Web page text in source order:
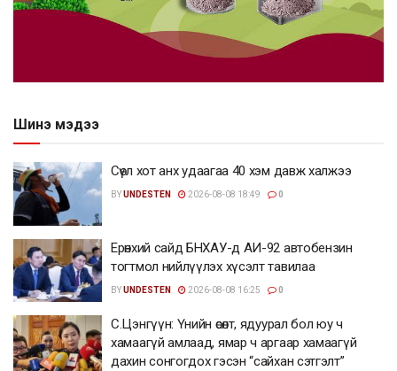
Шинэ мэдээ
Сөүл хот анх удаагаа 40 хэм давж халжээ
BYUNDESTEN 2026-08-08 18:49 0
Ерөнхий сайд БНХАУ-д АИ-92 автобензин
тогтмол нийлүүлэх хүсэлт тавилаа
BYUNDESTEN 2026-08-08 16:25 0
С.Цэнгүүн: Үнийн өсөлт, ядуурал бол юу ч
хамаагүй амлаад, ямар ч аргаар хамаагүй
дахин сонгогдох гэсэн “сайхан сэтгэлт”